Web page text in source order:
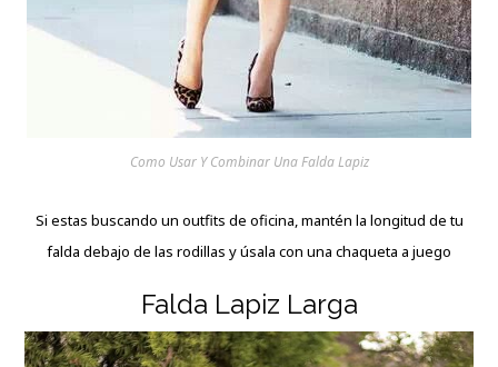
Como Usar Y Combinar Una Falda Lapiz
Si estas buscando un outfits de oficina, mantén la longitud de tu
falda debajo de las rodillas y úsala con una chaqueta a juego
Falda Lapiz Larga